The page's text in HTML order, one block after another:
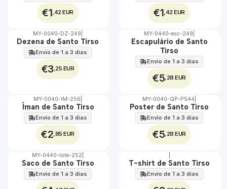
€1,42 EUR €1,42 EUR
🇵🇹
100%
MY-0040-DZ-249
Dezena de Santo Tirso
Envio de 1 a 3 dias
€3,25 EUR
🇵🇹
MY-0440-esc-249
Escapulário de Santo
Tirso
Envio de 1 a 3 dias
€5,28 EUR
🇵🇹
100%
MY-0040-IM-256
Íman de Santo Tirso
Envio de 1 a 3 dias
€2,85 EUR
🇵🇹
100%
MY-0040-QP-P544
Poster de Santo Tirso
Envio de 1 a 3 dias
€5,28 EUR
🇵🇹
100%
MY-0440-tote-252
Saco de Santo Tirso
Envio de 1 a 3 dias
🇵🇹
100%
T-shirt de Santo Tirso
Envio de 1 a 3 dias